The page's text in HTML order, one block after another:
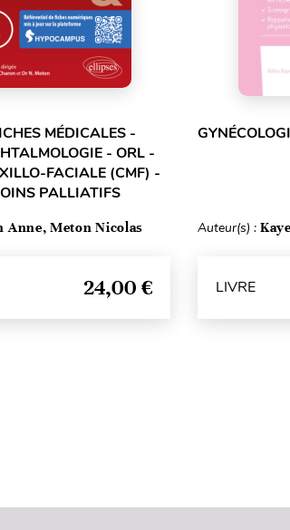
MÉDICALES -
- ORL -
FACIALE (CMF) -
PALLIATIFS
Anne, Meton Nicolas
24,00 €
Auteur(s) :
LIVRE